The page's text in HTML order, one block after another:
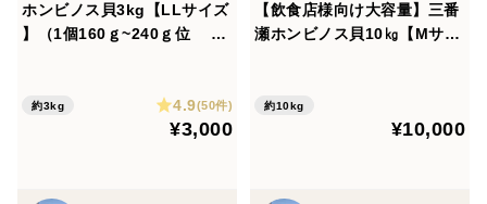
ホンビノス貝3kg【LLサイズ
】（1個160ｇ~240ｇ位 3k
ピ付き】
約3kg 4.9(50件)
¥3,000
【飲食店様向け大容量】三番
瀬ホンビノス貝10㎏【Mサイ
g111個～133個位）【漁師直
送】【三番瀬産】【かんたん
約10kg
¥10,000